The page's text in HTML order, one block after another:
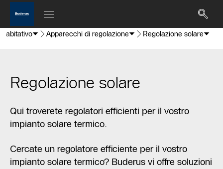
abitativo Apparecchi di regolazione Regolazione solare
Regolazione solare
Qui troverete regolatori efficienti per il vostro
impianto solare termico.
Cercate un regolatore efficiente per il vostro
impianto solare termico? Buderus vi offre soluzioni